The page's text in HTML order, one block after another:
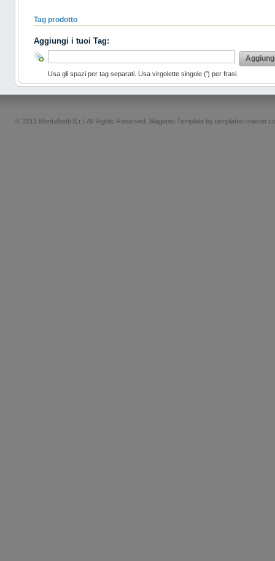
Tag prodotto
Aggiungi i tuoi Tag:
Usa gli spazi per tag separati. Usa virgolette singole (') per frasi.
© 2013 Montalbetti S.r.l. All Rights Reserved. Magento Template by templates-